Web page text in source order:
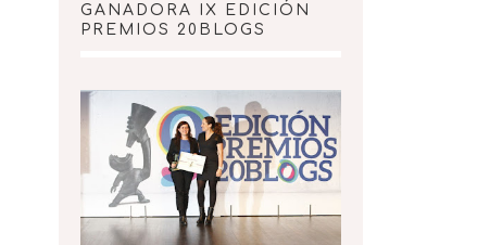
GANADORA IX EDICIÓN
PREMIOS 20BLOGS